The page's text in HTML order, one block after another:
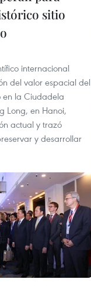
sitio
internacional
del valor espacial del
en la Ciudadela
Long, en Hanoi,
actual y trazó
y desarrollar